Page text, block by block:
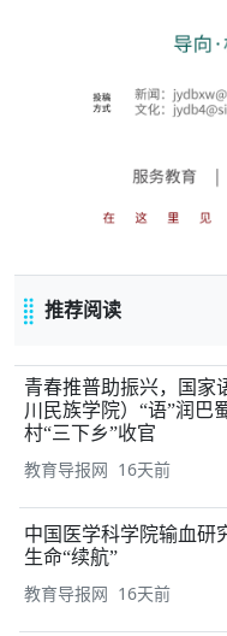
推荐阅读
青春推普助振兴，国家
川民族学院）“语”润巴
村“三下乡”收官
教育导报网 16天前
中国医学科学院输血研
生命“续航”
教育导报网 16天前